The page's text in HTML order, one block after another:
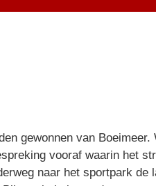
gewonnen van
vooraf waarin het
naar het sportpark de